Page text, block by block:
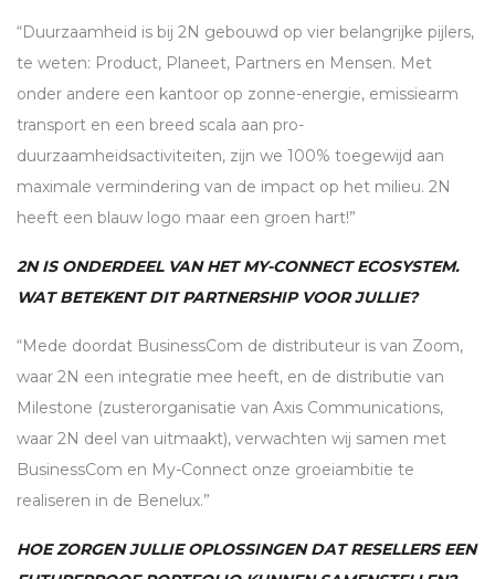
“Duurzaamheid is bij 2N gebouwd op vier belangrijke pijlers,
te weten: Product, Planeet, Partners en Mensen. Met
onder andere een kantoor op zonne-energie, emissiearm
transport en een breed scala aan pro-
duurzaamheidsactiviteiten, zijn we 100% toegewijd aan
maximale vermindering van de impact op het milieu. 2N
heeft een blauw logo maar een groen hart!”
2N IS ONDERDEEL VAN HET MY-CONNECT ECOSYSTEM.
WAT BETEKENT DIT PARTNERSHIP VOOR JULLIE?
“Mede doordat BusinessCom de distributeur is van Zoom,
waar 2N een integratie mee heeft, en de distributie van
Milestone (zusterorganisatie van Axis Communications,
waar 2N deel van uitmaakt), verwachten wij samen met
BusinessCom en My-Connect onze groeiambitie te
realiseren in de Benelux.”
HOE ZORGEN JULLIE OPLOSSINGEN DAT RESELLERS EEN